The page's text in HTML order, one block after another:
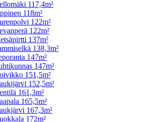
117,4m²
118m²
122m²
122m²
137m²
138,3m²
147m²
147m²
151,5m²
152,5m²
161,3m²
165,5m²
167,3m²
172m²